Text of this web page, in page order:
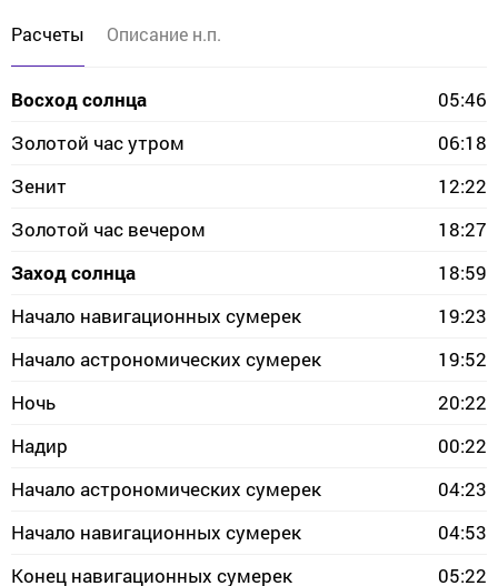
Расчеты Описание н.п.
Восход солнца
05:46
Золотой час утром
06:18
Зенит
12:22
Золотой час вечером
18:27
Заход солнца
18:59
Начало навигационных сумерек
19:23
Начало астрономических сумерек
19:52
Ночь
20:22
Надир
00:22
Начало астрономических сумерек
04:23
Начало навигационных сумерек
04:53
Конец навигационных сумерек
05:22